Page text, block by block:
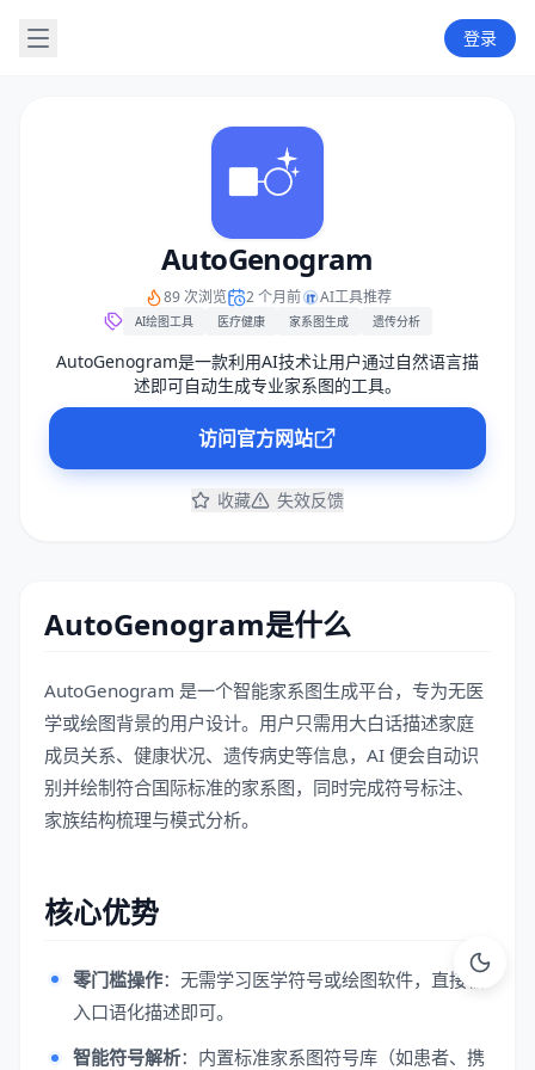
登录
AutoGenogram
89 次浏览 2 个月前 AI工具推荐
AI绘图工具 医疗健康 家系图生成 遗传分析
AutoGenogram是一款利用AI技术让用户通过自然语言描
述即可自动生成专业家系图的工具。
访问官方网站
收藏 失效反馈
AutoGenogram是什么
AutoGenogram 是一个智能家系图生成平台，专为无医
学或绘图背景的用户设计。用户只需用大白话描述家庭
成员关系、健康状况、遗传病史等信息，AI 便会自动识
别并绘制符合国际标准的家系图，同时完成符号标注、
家族结构梳理与模式分析。
核心优势
零门槛操作：无需学习医学符号或绘图软件，直接输
入口语化描述即可。
智能符号解析：内置标准家系图符号库（如患者、携